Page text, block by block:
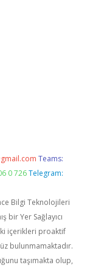
Teams:
0 726 Telegram:
Bilgi Teknolojileri
bir Yer Sağlayıcı
içerikleri proaktif
bulunmamaktadır.
taşımakta olup,